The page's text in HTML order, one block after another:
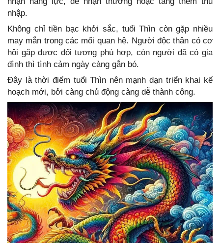
nhập.
Không chỉ tiền bạc khởi sắc, tuổi Thìn còn gặp nhiều
may mắn trong các mối quan hệ. Người độc thân có cơ
hội gặp được đối tượng phù hợp, còn người đã có gia
đình thì tình cảm ngày càng gắn bó.
Đây là thời điểm tuổi Thìn nên mạnh dạn triển khai kế
hoạch mới, bởi càng chủ động càng dễ thành công.